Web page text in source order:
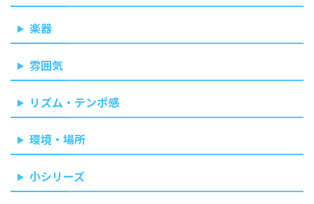
楽器
雰囲気
リズム・テンポ感
環境・場所
小シリーズ